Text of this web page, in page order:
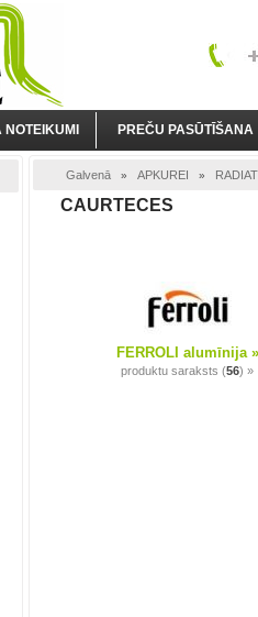
PREČU PASŪTĪŠANA
Galvenā » APKUREI »
CAURTECES
FERROLI alumīnija »
produktu saraksts (56) »